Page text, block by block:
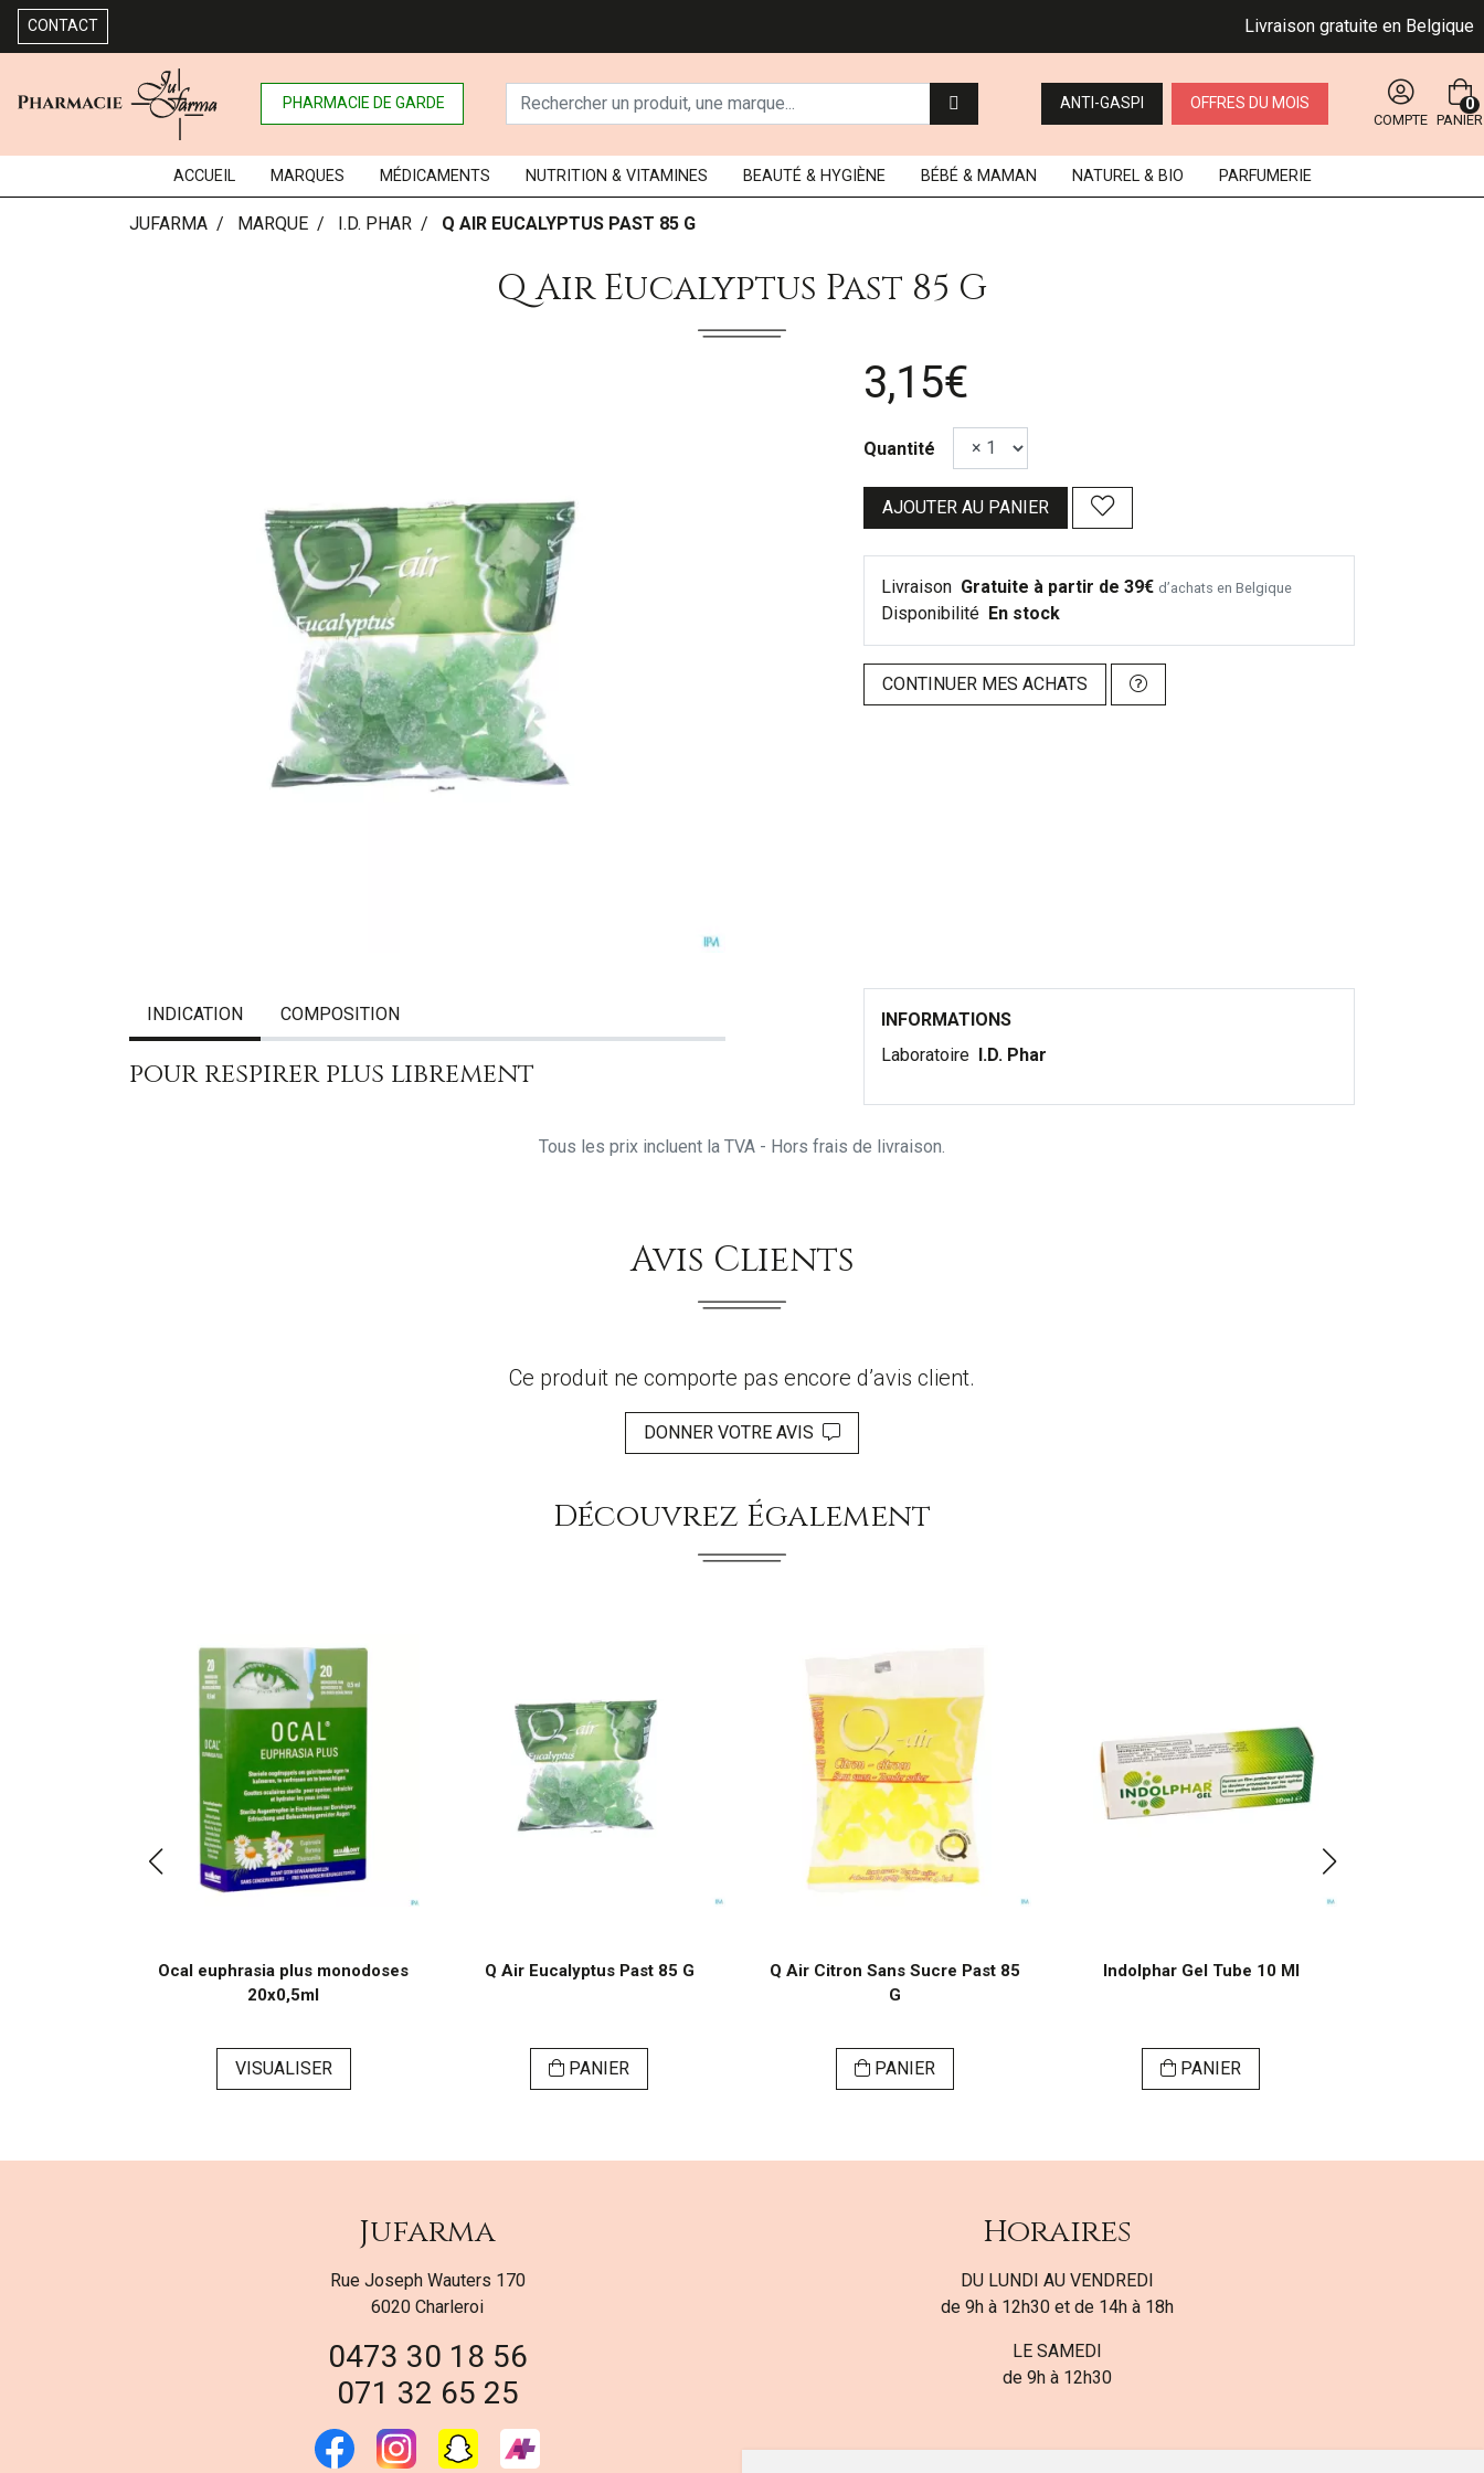
CONTACT Livraison gratuite en Belgique
PHARMACIE DE GARDE ANTI-GASPI OFFRES DU MOIS
COMPTE PANIER
0
ACCUEIL MARQUES MÉDICAMENTS NUTRITION & VITAMINES BEAUTÉ & HYGIÈNE BÉBÉ & MAMAN NATUREL & BIO PARFUMERIE
JUFARMA MARQUE I.D. PHAR Q AIR EUCALYPTUS PAST 85 G
Q Air Eucalyptus Past 85 G
3,15€
Quantité
AJOUTER AU PANIER
Livraison Gratuite à partir de 39€ d’achats en Belgique
Disponibilité En stock
CONTINUER MES ACHATS
INDICATION COMPOSITION
pour respirer plus librement
INFORMATIONS
Laboratoire I.D. Phar
Tous les prix incluent la TVA - Hors frais de livraison.
Avis Clients
Ce produit ne comporte pas encore d’avis client.
DONNER VOTRE AVIS
Découvrez Également
Ocal euphrasia plus monodoses
20x0,5ml
VISUALISER
Q Air Eucalyptus Past 85 G
PANIER
Q Air Citron Sans Sucre Past 85
G
PANIER
Indolphar Gel Tube 10 Ml
PANIER
Jufarma
Rue Joseph Wauters 170
6020 Charleroi
0473 30 18 56
071 32 65 25
Horaires
DU LUNDI AU VENDREDI
de 9h à 12h30 et de 14h à 18h
LE SAMEDI
de 9h à 12h30